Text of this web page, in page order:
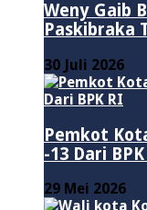
Weny Gaib
Paskibraka
30 Juli 2026
Pemkot
-13 Dari
29 Mei 2026